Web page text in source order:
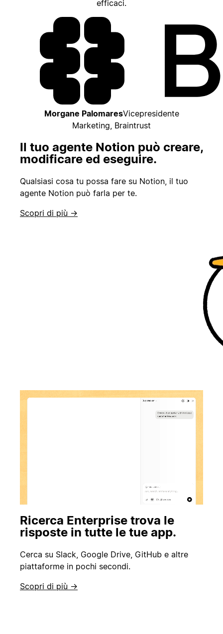
efficaci.
Morgane PalomaresVicepresidente
Marketing, Braintrust
Il tuo agente Notion può creare,
modificare ed eseguire.
Qualsiasi cosa tu possa fare su Notion, il tuo
agente Notion può farla per te.
Scopri di più →
Ricerca Enterprise trova le
risposte in tutte le tue app.
Cerca su Slack, Google Drive, GitHub e altre
piattaforme in pochi secondi.
Scopri di più →